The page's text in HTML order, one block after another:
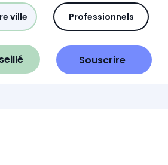
ville Professionnels
Souscrire